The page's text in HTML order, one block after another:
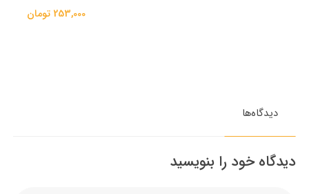
253,000 تومان
دیدگاه‌ها
دیدگاه خود را بنویسید